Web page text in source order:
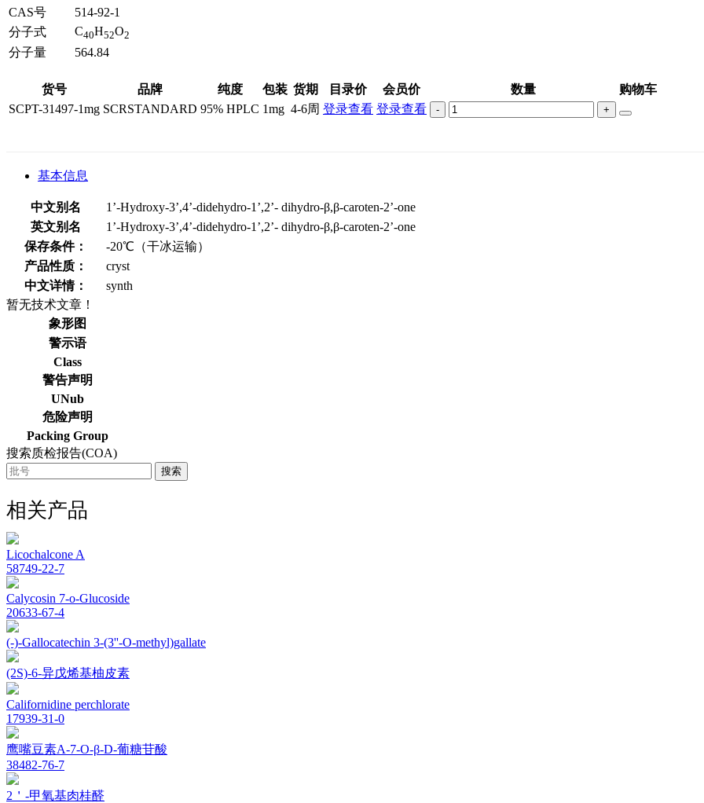
CAS号
514-92-1
分子式
C40H52O2
分子量 564.84
货号 品牌 纯度 包装 货期 目录价 会员价 数量
购物车
SCPT-31497-1mg SCRSTANDARD 95% HPLC 1mg 4-6周 登录查看 登录查看 - +
基本信息
中文别名
1’-Hydroxy-3’,4’-didehydro-1’,2’- dihydro-β,β-caroten-2’-one
英文别名
1’-Hydroxy-3’,4’-didehydro-1’,2’- dihydro-β,β-caroten-2’-one
保存条件：
-20℃（干冰运输）
产品性质：
cryst
中文详情：
synth
暂无技术文章！
象形图
警示语
Class
警告声明
UNub
危险声明
Packing Group
搜索质检报告(COA)
搜索
相关产品
Licochalcone A
58749-22-7
Calycosin 7-o-Glucoside
20633-67-4
(-)-Gallocatechin 3-(3''-O-methyl)gallate
(2S)-6-异戊烯基柚皮素
Californidine perchlorate
17939-31-0
鹰嘴豆素A-7-O-β-D-葡糖苷酸
38482-76-7
2＇-甲氧基肉桂醛